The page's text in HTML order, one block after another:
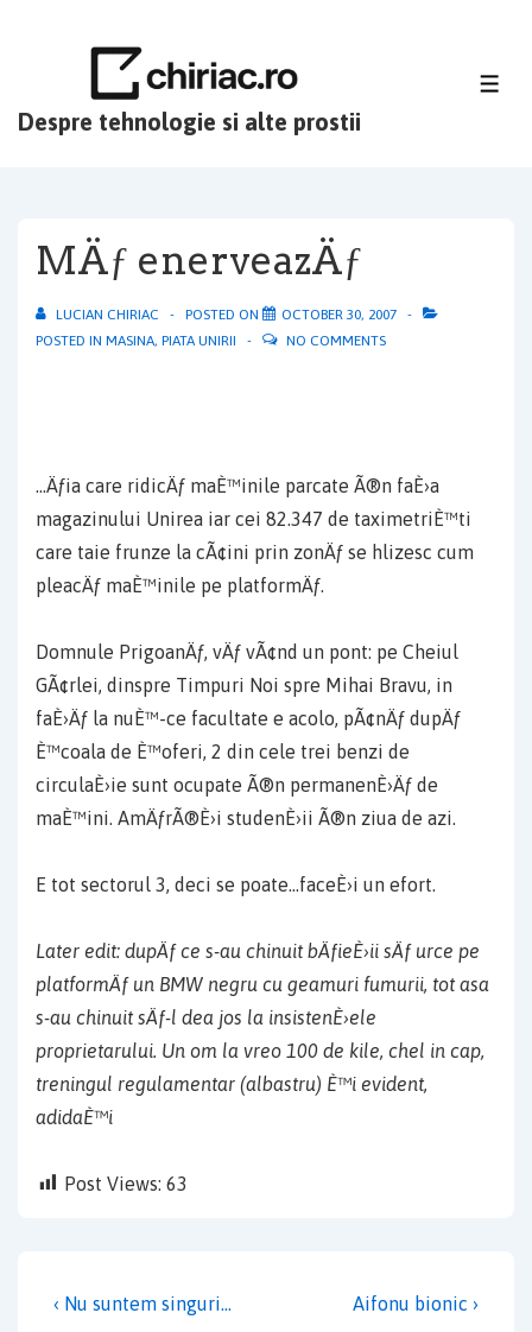
MainDespre tehnologie si alte prostii
MÄƒ enerveazÄƒ
LUCIAN CHIRIAC POSTED ON
OCTOBER 30, 2007
POSTED IN MASINA, PIATA UNIRII NO COMMENTS
…Äƒia care ridicÄƒ maÈ™inile parcate Ã®n faÈ›a
magazinului Unirea iar cei 82.347 de taximetriÈ™ti
care taie frunze la cÃ¢ini prin zonÄƒ se hlizesc cum
pleacÄƒ maÈ™inile pe platformÄƒ.
Domnule PrigoanÄƒ, vÄƒ vÃ¢nd un pont: pe Cheiul
GÃ¢rlei, dinspre Timpuri Noi spre Mihai Bravu, in
faÈ›Äƒ la nuÈ™-ce facultate e acolo, pÃ¢nÄƒ dupÄƒ
È™coala de È™oferi, 2 din cele trei benzi de
circulaÈ›ie sunt ocupate Ã®n permanenÈ›Äƒ de
maÈ™ini. AmÄƒrÃ®È›i studenÈ›ii Ã®n ziua de azi.
E tot sectorul 3, deci se poate…faceÈ›i un efort.
Later edit: dupÄƒ ce s-au chinuit bÄƒieÈ›ii sÄƒ urce pe
platformÄƒ un BMW negru cu geamuri fumurii, tot asa
s-au chinuit sÄƒ-l dea jos la insistenÈ›ele
proprietarului. Un om la vreo 100 de kile, chel in cap,
treningul regulamentar (albastru) È™i evident,
adidaÈ™i
Post Views: 63
Post
Previous
‹ Nu suntem singuri…
Next
Aifonu bionic ›